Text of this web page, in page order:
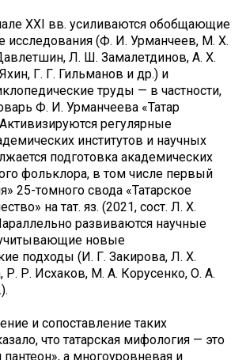
ХХI вв. усиливаются обобщающие
исследования (Ф. И. Урманчеев, М. Х.
Л. Ш. Замалетдинов, А. Х.
Г. Г. Гильманов и др.) и
труды — в частности,
Ф. И. Урманчеева «Татар
регулярные
институтов и научных
подготовка академических
фольклора, в том числе первый
25-томного свода «Татарское
на тат. яз. (2021, сост. Л. Х.
развиваются научные
новые
подходы (И. Г. Закирова, Л. Х.
Р. Р. Исхаков, М. А. Корусенко, О. А.
и сопоставление таких
что татарская мифология — это
а многоуровневая и